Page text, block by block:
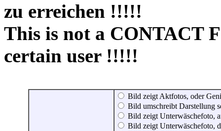
zu erreichen !!!!!
This is not a CONTACT
certain user !!!!!
Bild zeigt Aktfotos, oder
Bild umschreibt Darstellung
Bild zeigt Unterwäschefoto,
Bild zeigt Unterwäschefoto,